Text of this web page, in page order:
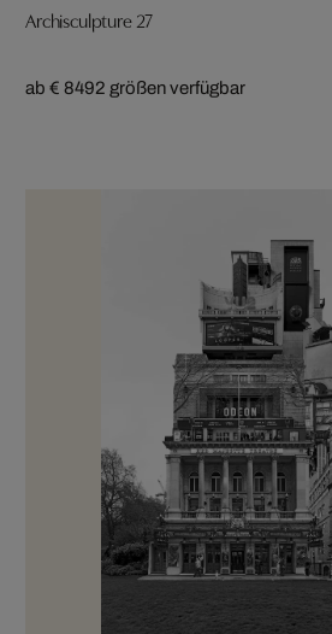
Archisculpture 27
ab € 8492 größen verfügbar